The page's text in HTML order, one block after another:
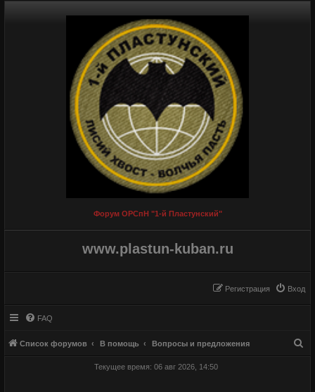
Форум ОРСпН "1-й Пластунский"
www.plastun-kuban.ru
Вход
Регистрация
FAQ
Список форумов В помощь Вопросы и предложения
Текущее время: 06 авг 2026, 14:50